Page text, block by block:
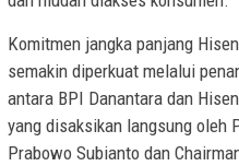
Komitmen jangka panjang
semakin diperkuat melalui
antara BPI Danantara dan
yang disaksikan langsung oleh
Prabowo Subianto dan